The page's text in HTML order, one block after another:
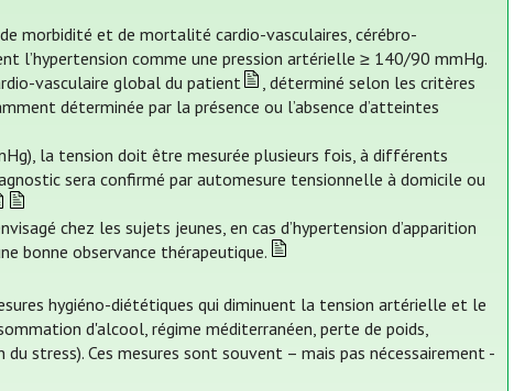
morbidité et de mortalité cardio-vasculaires, cérébro-
l’hypertension comme une pression artérielle ≥ 140/90 mmHg.
vasculaire global du patient
, déterminé selon les critères
déterminée par la présence ou l’absence d’atteintes
la tension doit être mesurée plusieurs fois, à différents
sera confirmé par automesure tensionnelle à domicile ou
chez les sujets jeunes, en cas d’hypertension d’apparition
bonne observance thérapeutique.
hygiéno-diététiques qui diminuent la tension artérielle et le
d'alcool, régime méditerranéen, perte de poids,
stress). Ces mesures sont souvent – mais pas nécessairement -